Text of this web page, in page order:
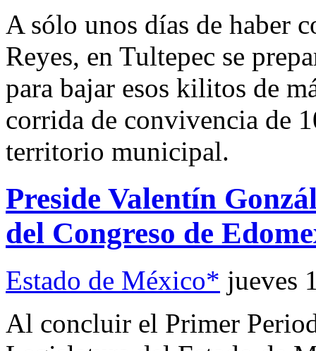
A sólo unos días de haber
Reyes, en Tultepec se
para bajar esos kilitos de
corrida de convivencia de
territorio municipal.
Preside Valentín
del Congreso de
Estado de México* jueves
Al concluir el Primer